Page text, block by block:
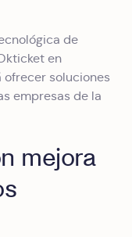
de
en
soluciones
empresas de la
mejora